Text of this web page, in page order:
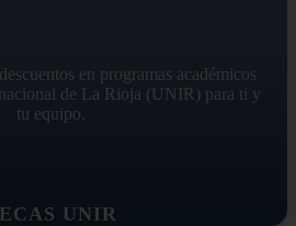
UNIR
en programas académicos
de La Rioja (UNIR) para ti y
tu equipo.